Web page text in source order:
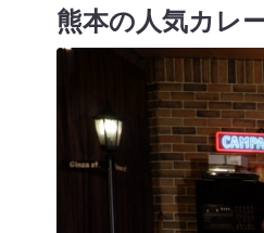
熊本の人気カレ